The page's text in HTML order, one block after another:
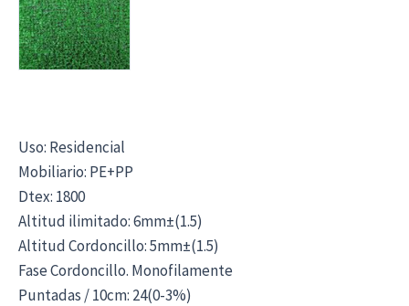
Uso: Residencial
Mobiliario: PE+PP
Dtex: 1800
Altitud ilimitado: 6mm±(1.5)
Altitud Cordoncillo: 5mm±(1.5)
Fase Cordoncillo. Monofilamente
Puntadas / 10cm: 24(0-3%)